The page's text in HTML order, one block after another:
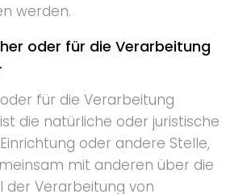
werden.
oder für die Verarbeitung
für die Verarbeitung
die natürliche oder juristische
oder andere Stelle,
mit anderen über die
der Verarbeitung von